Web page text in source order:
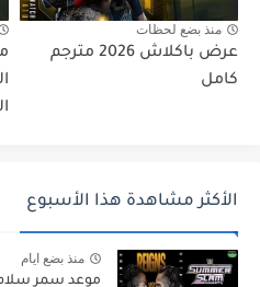
منذ بضع لحظات
عرض باكلاش 2026 مترجم
كامل
الأكثر مشاهدة هذا الأسبوع
منذ بضع ايام